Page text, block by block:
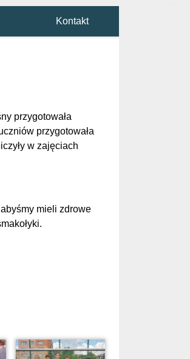
Kontakt
przygotowała
przygotowała
w zajęciach
mieli zdrowe